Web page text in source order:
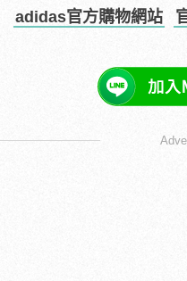
adidas官方購物網站